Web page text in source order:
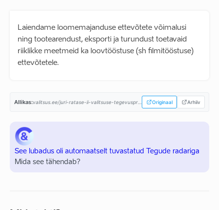
Laiendame loomemajanduse ettevõtete võimalusi
ning tootearendust, eksporti ja turundust toetavaid
riiklikke meetmeid ka loovtööstuse (sh filmitööstuse)
ettevõtetele.
Allikas: Originaal Arhiiv
See lubadus oli automaatselt tuvastatud Tegude radariga
Mida see tähendab?